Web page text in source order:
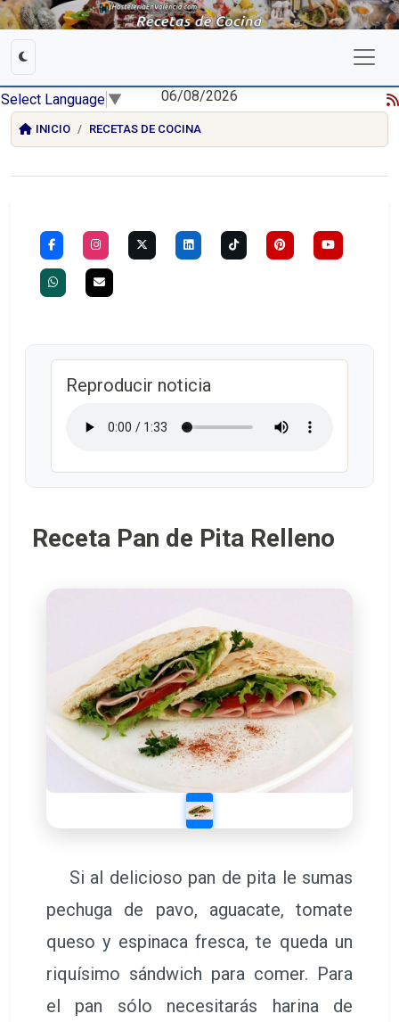
Select Language ▼ 06/08/2026
INICIO RECETAS DE COCINA
Reproducir noticia
Receta Pan de Pita Relleno
Si al delicioso pan de pita le sumas
pechuga de pavo, aguacate, tomate
queso y espinaca fresca, te queda un
riquísimo sándwich para comer. Para
el pan sólo necesitarás harina de